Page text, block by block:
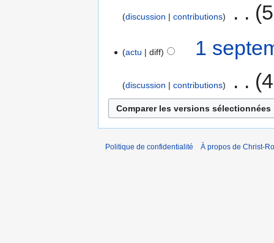
discussion contributions
actu diff 1
discussion contributions
Politique de confidentialité À propos de Christ-